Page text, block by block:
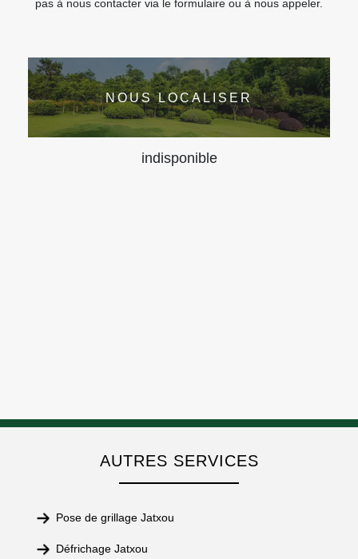
pas à nous contacter via le formulaire ou à nous appeler.
NOUS LOCALISER
indisponible
AUTRES SERVICES
Pose de grillage Jatxou
Défrichage Jatxou